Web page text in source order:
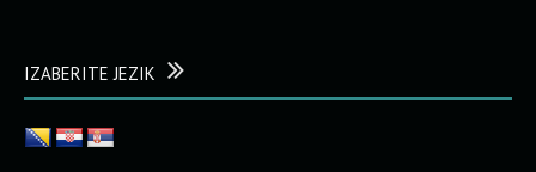
IZABERITE JEZIK